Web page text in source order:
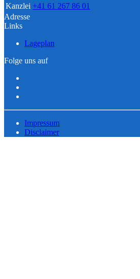
Kanzlei +41 61 267 86 01
Adresse
Links
Lageplan
Folge uns auf
Impressum
Disclaimer